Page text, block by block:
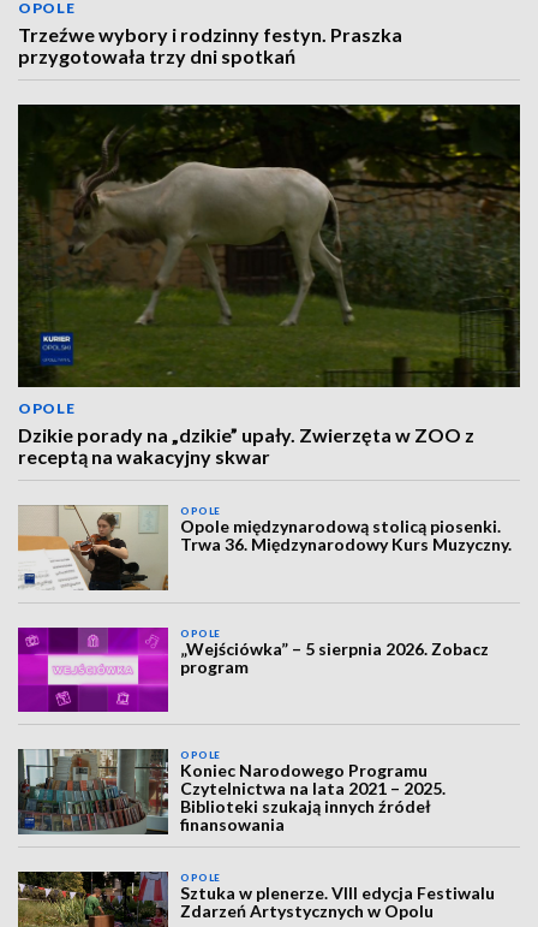
OPOLE
Trzeźwe wybory i rodzinny festyn. Praszka
przygotowała trzy dni spotkań
OPOLE
Dzikie porady na „dzikie” upały. Zwierzęta w ZOO z
receptą na wakacyjny skwar
OPOLE
Opole międzynarodową stolicą piosenki.
Trwa 36. Międzynarodowy Kurs Muzyczny.
OPOLE
„Wejściówka” – 5 sierpnia 2026. Zobacz
program
OPOLE
Koniec Narodowego Programu
Czytelnictwa na lata 2021 – 2025.
Biblioteki szukają innych źródeł
finansowania
OPOLE
Sztuka w plenerze. VIII edycja Festiwalu
Zdarzeń Artystycznych w Opolu